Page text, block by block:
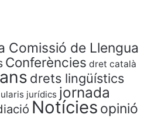
Comissió de Llengua
Conferències dret català
drets lingüístics
jurídics jornada
Notícies opinió